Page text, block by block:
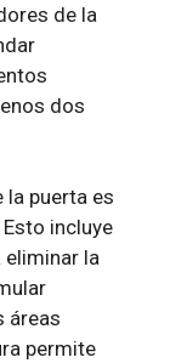
de la
dos
la puerta es
incluye
eliminar la
áreas
permite